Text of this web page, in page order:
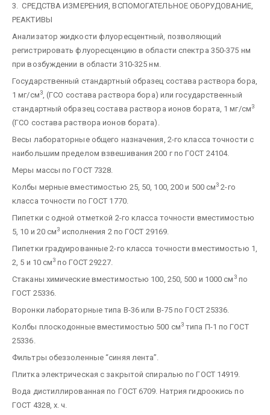
3. СРЕДСТВА ИЗМЕРЕНИЯ, ВСПОМОГАТЕЛЬНОЕ ОБОРУДОВАНИЕ,
РЕАКТИВЫ
Анализатор жидкости флуоресцентный, позволяющий
регистрировать флуоресценцию в области спектра 350-375 нм
при возбуждении в области 310-325 нм.
Государственный стандартный образец состава раствора бора,
1 мг/см3, (ГСО состава раствора бора) или государственный
стандартный образец состава раствора ионов бората, 1 мг/см3
(ГСО состава раствора ионов бората).
Весы лабораторные общего назначения, 2-го класса точности с
наибольшим пределом взвешивания 200 г по ГОСТ 24104.
Меры массы по ГОСТ 7328.
Колбы мерные вместимостью 25, 50, 100, 200 и 500 см3 2-го
класса точности по ГОСТ 1770.
Пипетки с одной отметкой 2-го класса точности вместимостью
5, 10 и 20 см3 исполнения 2 по ГОСТ 29169.
Пипетки градуированные 2-го класса точности вместимостью 1,
2, 5 и 10 см3 по ГОСТ 29227.
Стаканы химические вместимостью 100, 250, 500 и 1000 см3по
ГОСТ 25336.
Воронки лабораторные типа В-36 или В-75 по ГОСТ 25336.
Колбы плоскодонные вместимостью 500 см3типа П-1 по ГОСТ
25336.
Фильтры обеззоленные “синяя лента”.
Плитка электрическая с закрытой спиралью по ГОСТ 14919.
Вода дистиллированная по ГОСТ 6709. Натрия гидроокись по
ГОСТ 4328, х. ч.